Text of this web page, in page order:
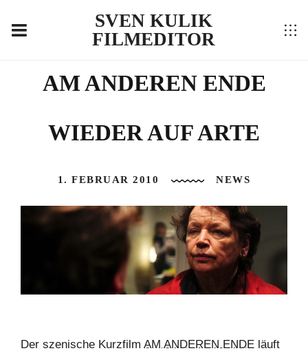
SVEN KULIK
FILMEDITOR
AM ANDEREN ENDE
WIEDER AUF ARTE
1. FEBRUAR 2010 NEWS
Der szenische Kurzfilm AM ANDEREN ENDE läuft